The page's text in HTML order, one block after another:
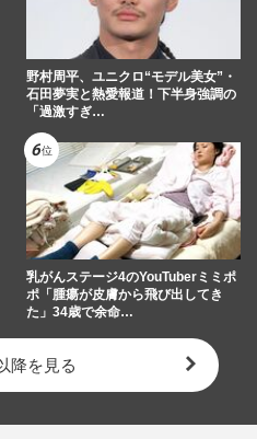
野村周平、ユニクロ“モデル美女”・
石田夢実と熱愛報道！下半身強調の
「過激すぎ…
乳がんステージ4のYouTuberミミポ
ポ「腫瘍が皮膚から飛び出してき
た」34歳で余命…
降を見る